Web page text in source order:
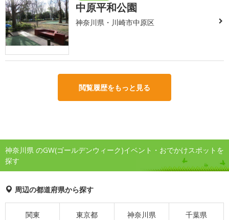
中原平和公園
神奈川県・川崎市中原区
閲覧履歴をもっと見る
神奈川県 のGW(ゴールデンウィーク)イベント・おでかけスポットを
探す
周辺の都道府県から探す
関東 東京都 神奈川県 千葉県